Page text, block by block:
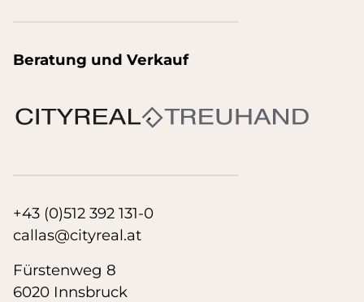
Beratung und Verkauf
+43 (0)512 392 131-0
callas@cityreal.at
Fürstenweg 8
6020 Innsbruck